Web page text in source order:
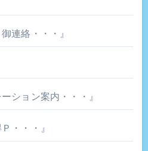
連絡・・・』
ション案内・・・』
・・・』